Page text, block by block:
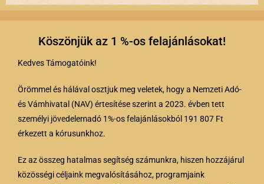
Köszönjük az 1 %-os felajánlásokat!
Kedves Támogatóink!
Örömmel és hálával osztjuk meg veletek, hogy a Nemzeti Adó-
és Vámhivatal (NAV) értesítése szerint a 2023. évben tett
személyi jövedelemadó 1%-os felajánlásokból 191 807 Ft
érkezett a kórusunkhoz.
Ez az összeg hatalmas segítség számunkra, hiszen hozzájárul
közösségi céljaink megvalósításához, programjaink